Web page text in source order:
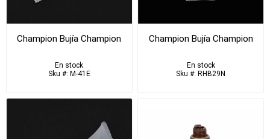
Champion Bujía Champion
En stock
Sku #: M-41E
Champion Bujía Champion
En stock
Sku #: RHB29N